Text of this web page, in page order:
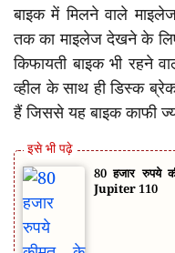
बाइक में मिलने वाले
तक का माइलेज देखने के
किफायती बाइक भी रहने
व्हील के साथ ही डिस्क
हैं जिससे यह बाइक काफी
80 हजार रुपये
Jupiter 110